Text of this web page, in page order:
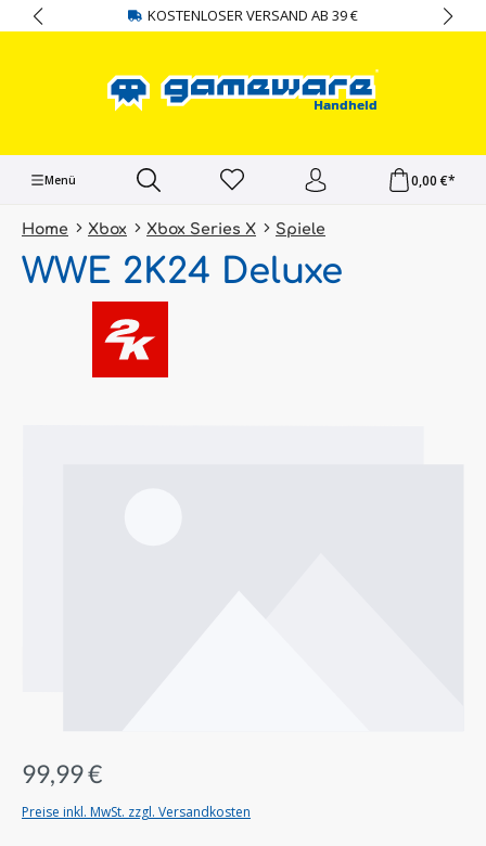
springen KOSTENLOSER VERSAND AB 39 €
Menü 0,00 €*
Home Xbox Xbox Series X Spiele
WWE 2K24 Deluxe
99,99 €
Preise inkl. MwSt. zzgl. Versandkosten